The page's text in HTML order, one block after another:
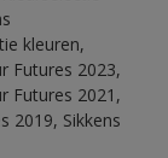
kleuren,
Futures 2023,
Futures 2021,
2019, Sikkens